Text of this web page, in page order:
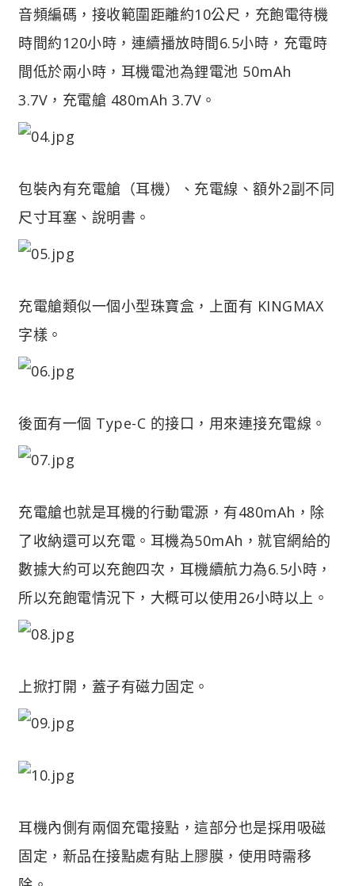
音頻編碼，接收範圍距離約10公尺，充飽電待機
時間約120小時，連續播放時間6.5小時，充電時
間低於兩小時，耳機電池為鋰電池 50mAh
3.7V，充電艙 480mAh 3.7V。
包裝內有充電艙（耳機）、充電線、額外2副不同
尺寸耳塞、說明書。
充電艙類似一個小型珠寶盒，上面有 KINGMAX
字樣。
後面有一個 Type-C 的接口，用來連接充電線。
充電艙也就是耳機的行動電源，有480mAh，除
了收納還可以充電。耳機為50mAh，就官網給的
數據大約可以充飽四次，耳機續航力為6.5小時，
所以充飽電情況下，大概可以使用26小時以上。
上掀打開，蓋子有磁力固定。
耳機內側有兩個充電接點，這部分也是採用吸磁
固定，新品在接點處有貼上膠膜，使用時需移